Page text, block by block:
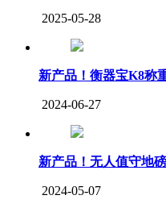
2025-05-28
新产品！衡器宝K8称
2024-06-27
新产品！无人值守地
2024-05-07